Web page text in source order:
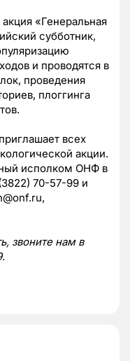
«Генеральная
субботник,
и проводятся в
проведения
плоггинга
всех
акции.
исполком ОНФ в
70-57-99 и
звоните нам в